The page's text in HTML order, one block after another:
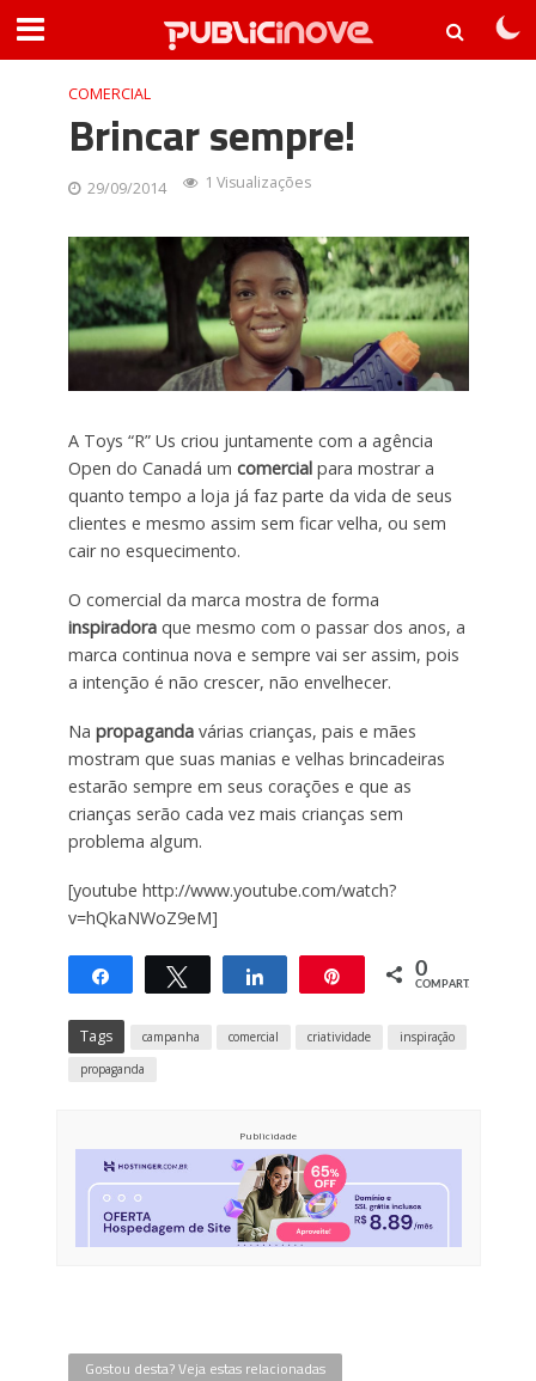
COMERCIAL
Brincar sempre!
29/09/2014 1 Visualizações
A Toys “R” Us criou juntamente com a agência
Open do Canadá um comercialpara mostrar a
quanto tempo a loja já faz parte da vida de seus
clientes e mesmo assim sem ficar velha, ou sem
cair no esquecimento.
O comercial da marca mostra de forma
inspiradoraque mesmo com o passar dos anos, a
marca continua nova e sempre vai ser assim, pois
a intenção é não crescer, não envelhecer.
Na propagandavárias crianças, pais e mães
mostram que suas manias e velhas brincadeiras
estarão sempre em seus corações e que as
crianças serão cada vez mais crianças sem
problema algum.
[youtube http://www.youtube.com/watch?
v=hQkaNWoZ9eM]
CompartilharTwittar Compartilhar 0
COMPART.
Tags campanha comercial criatividade
inspiração
propaganda
Publicidade
Gostou desta? Veja estas relacionadas